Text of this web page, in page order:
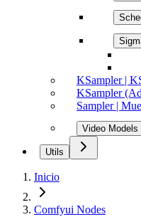
KSampler |
KSampler
Sampler |
Video Models
Utils
Inicio
Comfyui Nodes